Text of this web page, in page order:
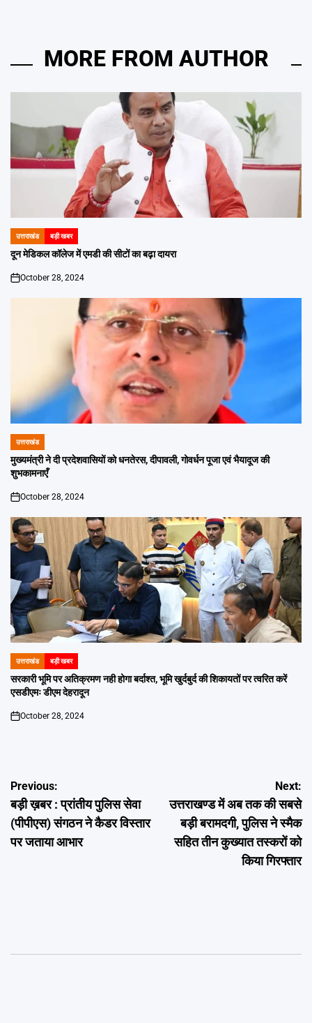
MORE FROM AUTHOR
POSTED
IN
उत्तराखंड बड़ी खबर
दून मेडिकल कॉलेज में एमडी की सीटों का बढ़ा दायरा
on
October 28, 2024
POSTED
IN
उत्तराखंड
मुख्यमंत्री ने दी प्रदेशवासियों को धनतेरस, दीपावली, गोवर्धन पूजा एवं भैयादूज की
शुभकामनाएँ
on
October 28, 2024
POSTED
IN
उत्तराखंड बड़ी खबर
सरकारी भूमि पर अतिक्रमण नही होगा बर्दाश्त, भूमि खुर्दबुर्द की शिकायतों पर त्वरित करें
एसडीएमः डीएम देहरादून
on
October 28, 2024
Post
navigation
Previous:
बड़ी ख़बर : प्रांतीय पुलिस सेवा
(पीपीएस) संगठन ने कैडर विस्तार
पर जताया आभार
Next:
उत्तराखण्ड में अब तक की सबसे
बड़ी बरामदगी, पुलिस ने स्मैक
सहित तीन कुख्यात तस्करों को
किया गिरफ्तार